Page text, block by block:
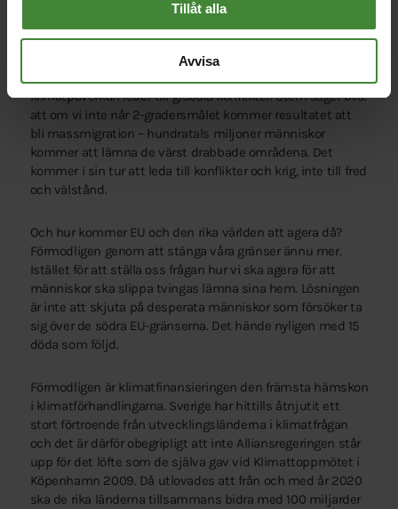
Tillåt alla
Avvisa
Guardian kan vi läsa om Nicholas Stern, som författade
den rapport som i oktober 2006 beskrev följderna av
klimatpåverkan leder till globala konflikter. Stern säger bl.a.
att om vi inte når 2-gradersmålet kommer resultatet att
bli massmigration – hundratals miljoner människor
kommer att lämna de värst drabbade områdena. Det
kommer i sin tur att leda till konflikter och krig, inte till fred
och välstånd.
Och hur kommer EU och den rika världen att agera då?
Förmodligen genom att stänga våra gränser ännu mer.
Istället för att ställa oss frågan hur vi ska agera för att
människor ska slippa tvingas lämna sina hem. Lösningen
är inte att skjuta på desperata människor som försöker ta
sig över de södra EU-gränserna. Det hände nyligen med 15
döda som följd.
Förmodligen är klimatfinansieringen den främsta hämskon
i klimatförhandlingarna. Sverige har hittills åtnjutit ett
stort förtroende från utvecklingsländerna i klimatfrågan
och det är därför obegripligt att inte Alliansregeringen står
upp för det löfte som de själva gav vid Klimattoppmötet i
Köpenhamn 2009. Då utlovades att från och med år 2020
ska de rika länderna tillsammans bidra med 100 miljarder